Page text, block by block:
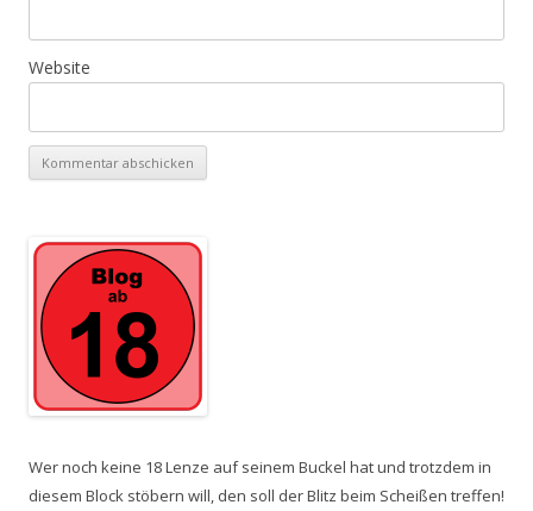
Website
Wer noch keine 18 Lenze auf seinem Buckel hat und trotzdem in
diesem Block stöbern will, den soll der Blitz beim Scheißen treffen!